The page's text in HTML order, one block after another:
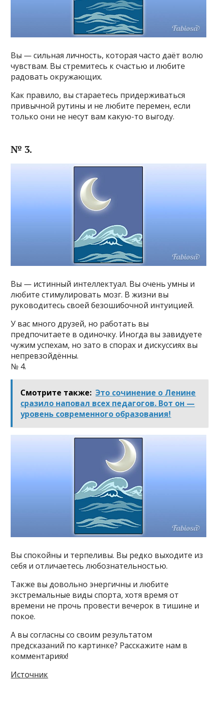
Вы — сильная личность, которая часто даёт волю
чувствам. Вы стремитесь к счастью и любите
радовать окружающих.
Как правило, вы стараетесь придерживаться
привычной рутины и не любите перемен, если
только они не несут вам какую-то выгоду.
№ 3.
Вы — истинный интеллектуал. Вы очень умны и
любите стимулировать мозг. В жизни вы
руководитесь своей безошибочной интуицией.
У вас много друзей, но работать вы
предпочитаете в одиночку. Иногда вы завидуете
чужим успехам, но зато в спорах и дискуссиях вы
непревзойдённы.
№ 4.
Смотрите также: Это сочинение о Ленине
сразило наповал всех педагогов. Вот он —
уровень современного образования!
Вы спокойны и терпеливы. Вы редко выходите из
себя и отличаетесь любознательностью.
Также вы довольно энергичны и любите
экстремальные виды спорта, хотя время от
времени не прочь провести вечерок в тишине и
покое.
А вы согласны со своим результатом
предсказаний по картинке? Расскажите нам в
комментариях!
Источник